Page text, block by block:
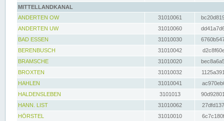
MITTELLANDKANAL
ANDERTEN OW
31010061
ANDERTEN UW
31010060
BAD ESSEN
31010030
BERENBUSCH
31010042
BRAMSCHE
31010020
BROXTEN
31010032
HAHLEN
31010041
HALDENSLEBEN
3101013
HANN. LIST
31010062
HÖRSTEL
31010010